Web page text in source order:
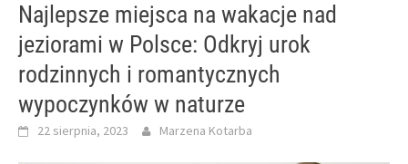
Najlepsze miejsca na wakacje nad
jeziorami w Polsce: Odkryj urok
rodzinnych i romantycznych
wypoczynków w naturze
22 sierpnia, 2023 Marzena Kotarba